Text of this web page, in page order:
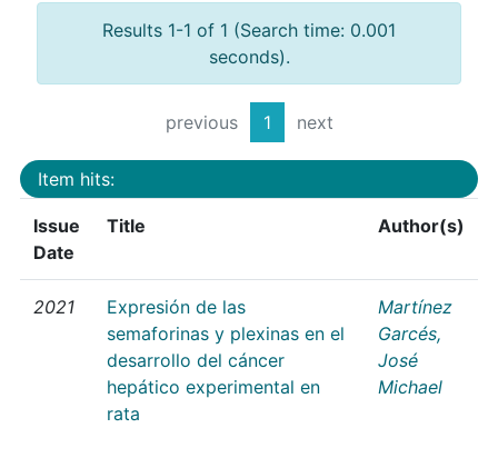
Results 1-1 of 1 (Search time: 0.001
seconds).
previous 1 next
Item hits:
Issue
Date
Title Author(s)
2021
Expresión de las
semaforinas y plexinas en el
desarrollo del cáncer
hepático experimental en
rata
Martínez
Garcés,
José
Michael